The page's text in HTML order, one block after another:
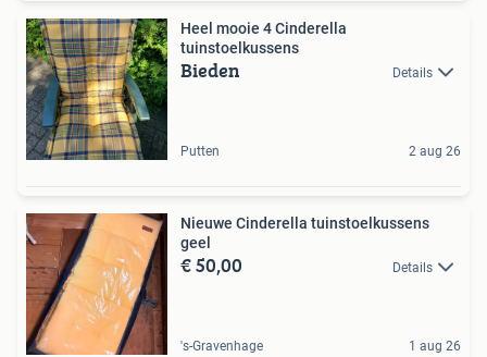
Heel mooie 4 Cinderella
tuinstoelkussens
Bieden Details
Putten 2 aug 26
Nieuwe Cinderella tuinstoelkussens
geel
€ 50,00 Details
's-Gravenhage 1 aug 26